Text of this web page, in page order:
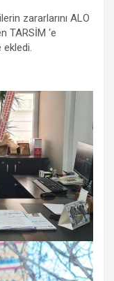
zararlarını ALO
TARSİM ‘e
ekledi.